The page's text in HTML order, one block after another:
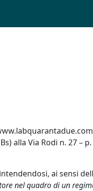
alla Via Rodi n. 27 – p.
ai sensi
nel quadro di un